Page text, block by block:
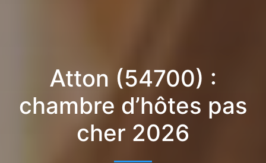
Atton (54700) :
chambre d’hôtes pas
cher 2026